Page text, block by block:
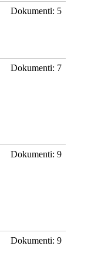
Dokumenti: 5
Dokumenti: 7
Dokumenti: 9
Dokumenti: 9